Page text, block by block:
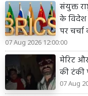
संयुक्त
के विदेश
पर
07 Aug 2026 12:00:00
मेरिट
की टंकी
07 Aug